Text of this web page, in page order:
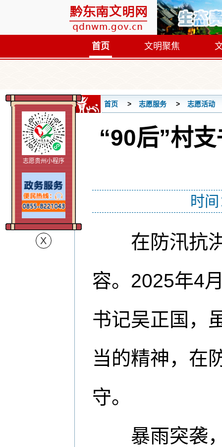
首页 文明聚焦
首页 志愿服务 志愿活动
“90后”村
时
在防汛抗洪
容。2025年4
书记吴正国，
当的精神，在
守。
暴雨突袭，
志愿贵州小程序